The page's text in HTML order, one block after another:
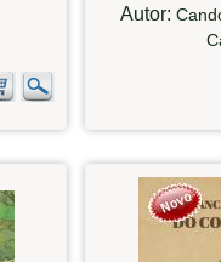
Autor: